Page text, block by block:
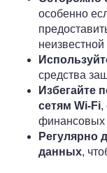
особенно
средства
Избегайте
сетям Wi-Fi,
финансовых
Регулярно
данных,